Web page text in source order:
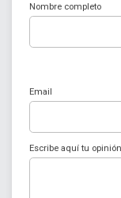
Nombre completo
Email
Escribe aquí tu